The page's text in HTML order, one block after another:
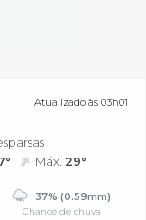
Atualizado às 03h01
Máx. 29°
37% (0.59mm)
Chance de chuva